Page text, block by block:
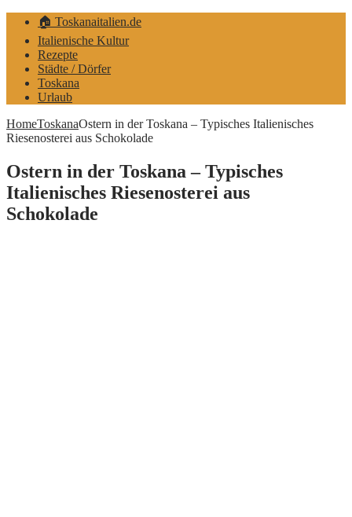
🏠 Toskanaitalien.de
Italienische Kultur
Rezepte
Städte / Dörfer
Toskana
Urlaub
HomeToskanaOstern in der Toskana – Typisches Italienisches
Riesenosterei aus Schokolade
Ostern in der Toskana – Typisches
Italienisches Riesenosterei aus
Schokolade